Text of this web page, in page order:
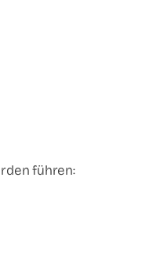
führen: